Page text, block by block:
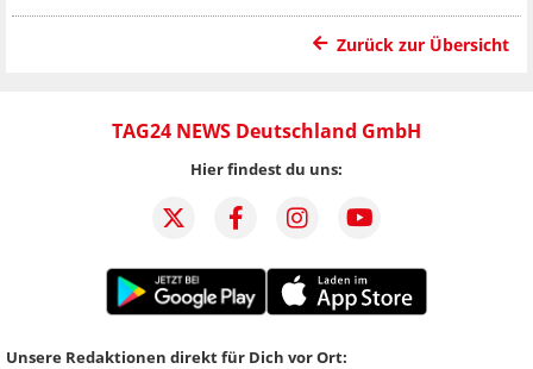
Zurück zur Übersicht
TAG24 NEWS Deutschland GmbH
Hier findest du uns:
Unsere Redaktionen direkt für Dich vor Ort: